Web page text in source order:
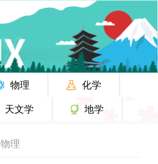
物理
化学
天文学 地学
物理